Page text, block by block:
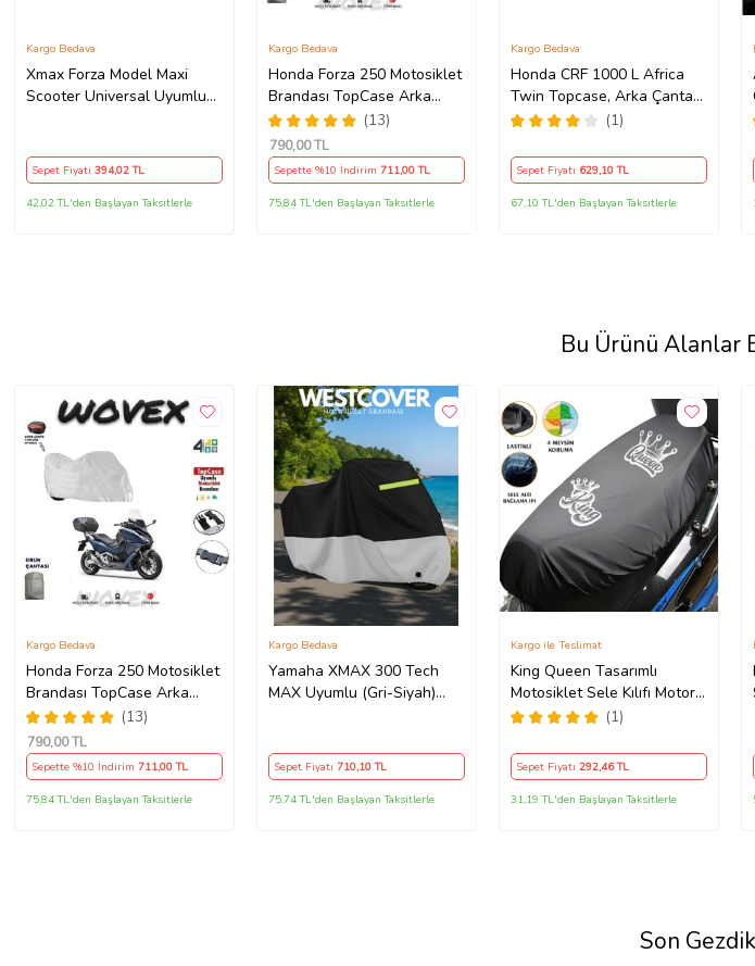
Xmax Forza Model Maxi
Scooter Universal Uyumlu
Kargo Bedava
Sepet Fiyatı 394,02 TL
42,02 TL'den Başlayan Taksitlerle
Honda Forza 250 Motosiklet
Brandası TopCase Arka
Çanta Uyumlu Branda,Örtü
(13)
Kargo Bedava
790,00 TL
Sepette %10 İndirim 711,00 TL
75,84 TL'den Başlayan Taksitlerle
Honda CRF 1000 L Africa
Twin Topcase, Arka Çanta
Uyumlu Motosiklet Branda,
(1)
Kargo Bedava
Sepet Fiyatı 629,10 TL
67,10 TL'den Başlayan Taksitlerle
Bu Ürünü Alanlar
Honda Forza 250 Motosiklet
Brandası TopCase Arka
Çanta Uyumlu Branda,Örtü
(13)
Kargo Bedava
790,00 TL
Sepette %10 İndirim 711,00 TL
75,84 TL'den Başlayan Taksitlerle
Yamaha XMAX 300 Tech
MAX Uyumlu (Gri-Siyah)
Motor Örtüsü (Güvenlik
Kilidi ve Bağlantı Tokalı)
Kargo Bedava
Sepet Fiyatı 710,10 TL
75,74 TL'den Başlayan Taksitlerle
King Queen Tasarımlı
Motosiklet Sele Kılıfı Motor
Koltuk Brandası Siyah
(1)
Kargo ile Teslimat
Sepet Fiyatı 292,46 TL
31,19 TL'den Başlayan Taksitlerle
Son